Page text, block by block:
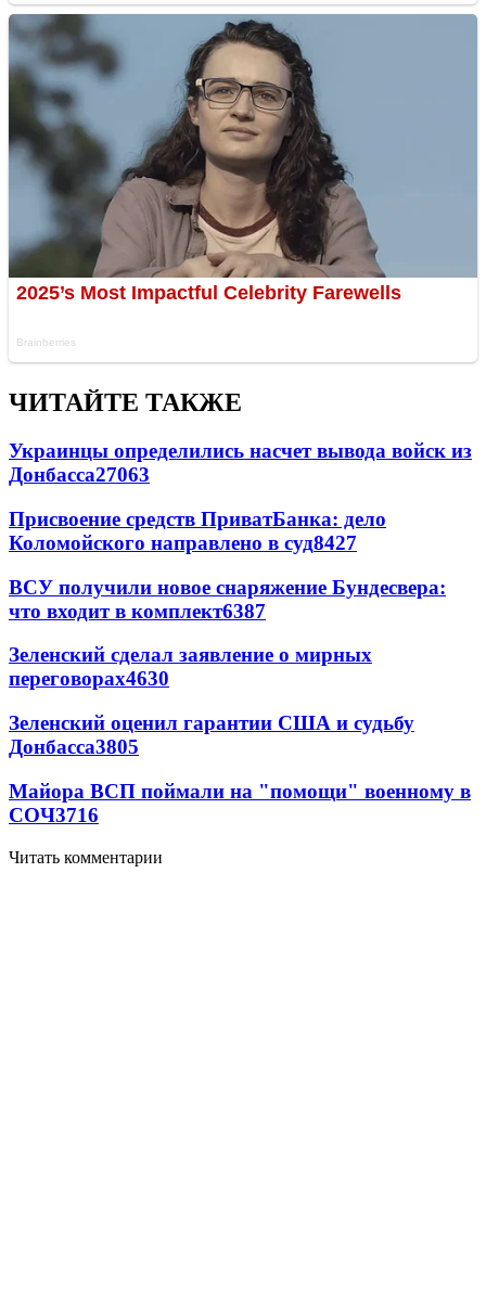
ЧИТАЙТЕ ТАКЖЕ
Украинцы определились насчет вывода войск из
Донбасса27063
Присвоение средств ПриватБанка: дело
Коломойского направлено в суд8427
ВСУ получили новое снаряжение Бундесвера:
что входит в комплект6387
Зеленский сделал заявление о мирных
переговорах4630
Зеленский оценил гарантии США и судьбу
Донбасса3805
Майора ВСП поймали на "помощи" военному в
СОЧ3716
Читать комментарии